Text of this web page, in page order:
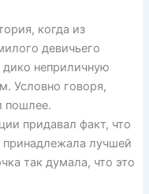
когда из
девичьего
неприличную
Условно говоря,
пошлее.
придавал факт, что
принадлежала лучшей
так думала, что это